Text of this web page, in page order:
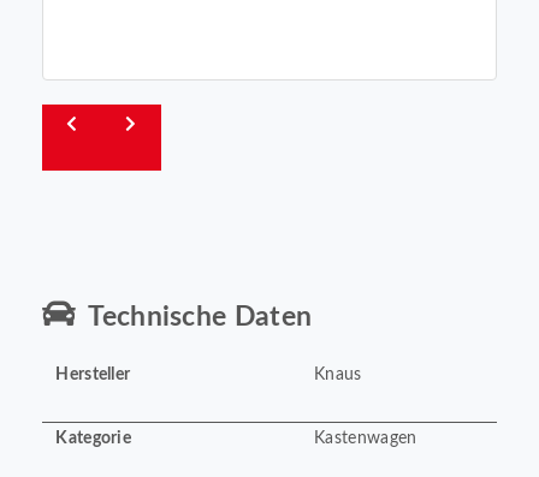
Technische Daten
Hersteller Knaus
Kategorie Kastenwagen